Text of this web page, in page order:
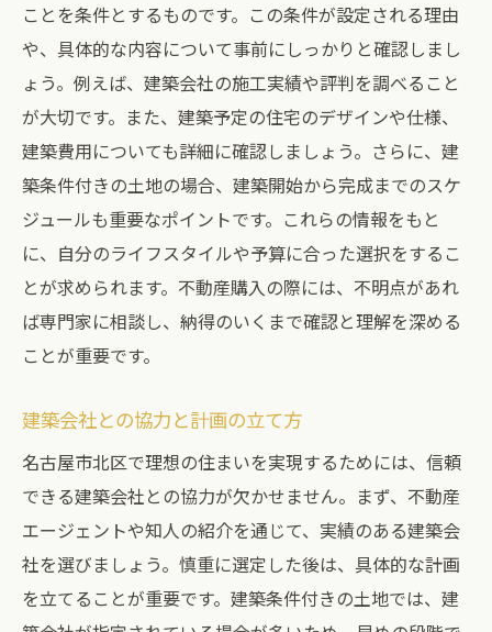
ことを条件とするものです。この条件が設定される理由
や、具体的な内容について事前にしっかりと確認しまし
ょう。例えば、建築会社の施工実績や評判を調べること
が大切です。また、建築予定の住宅のデザインや仕様、
建築費用についても詳細に確認しましょう。さらに、建
築条件付きの土地の場合、建築開始から完成までのスケ
ジュールも重要なポイントです。これらの情報をもと
に、自分のライフスタイルや予算に合った選択をするこ
とが求められます。不動産購入の際には、不明点があれ
ば専門家に相談し、納得のいくまで確認と理解を深める
ことが重要です。
建築会社との協力と計画の立て方
名古屋市北区で理想の住まいを実現するためには、信頼
できる建築会社との協力が欠かせません。まず、不動産
エージェントや知人の紹介を通じて、実績のある建築会
社を選びましょう。慎重に選定した後は、具体的な計画
を立てることが重要です。建築条件付きの土地では、建